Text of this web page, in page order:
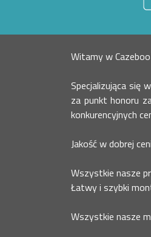
Witamy w
Specjalizująca się
za punkt honoru
konkurencyjnych
Jakość w dobrej
Wszystkie nasze
Łatwy i szybki
Wszystkie nasze